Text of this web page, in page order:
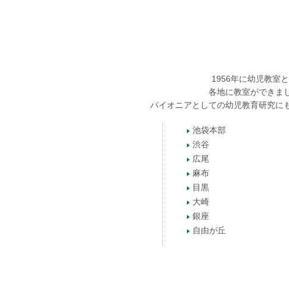
1956年に幼児教室
各地に教室ができま
パイオニアとしての幼児教育研究に
池袋本部
渋谷
広尾
麻布
目黒
大崎
銀座
自由が丘